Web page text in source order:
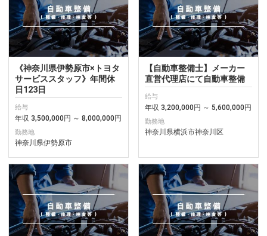
《神奈川県伊勢原市×トヨタ
サービススタッフ》年間休
日123日
給与
年収 3,500,000円 ～ 8,000,000円
勤務地
神奈川県伊勢原市
【自動車整備士】メーカー
直営代理店にて自動車整備
給与
年収 3,200,000円 ～ 5,600,000円
勤務地
神奈川県横浜市神奈川区